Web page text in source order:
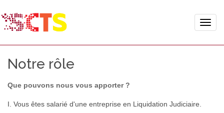
Toggle
Notre rôle
Que pouvons nous vous apporter ?
I. Vous êtes salarié d'une entreprise en Liquidation Judiciaire.